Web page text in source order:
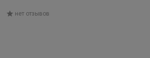
нет отзывов